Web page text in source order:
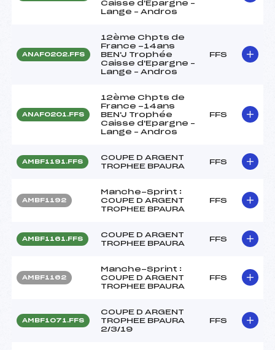
Caisse d'Epargne –
Lange – Andros
ANAF0202.FFS
12ème Chpts de
France -14ans
BEN'J Trophée
Caisse d'Epargne –
Lange – Andros
FFS
ANAF0201.FFS
12ème Chpts de
France -14ans
BEN'J Trophée
Caisse d'Epargne –
Lange – Andros
FFS
AMBF1191.FFS
COUPE D ARGENT
TROPHEE BPAURA
FFS
AMBF1192
Manche-Sprint :
COUPE D ARGENT
TROPHEE BPAURA
FFS
AMBF1161.FFS
COUPE D ARGENT
TROPHEE BPAURA
FFS
AMBF1162
Manche-Sprint :
COUPE D ARGENT
TROPHEE BPAURA
FFS
AMBF1071.FFS
COUPE D ARGENT
TROPHEE BPAURA
2/3/19
FFS